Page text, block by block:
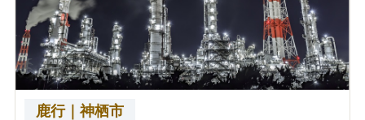
鹿行｜神栖市